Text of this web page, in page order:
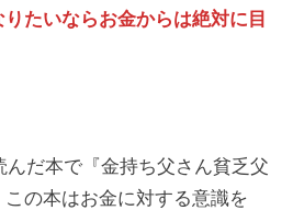
りたいならお金からは絶対に目
んだ本で『金持ち父さん貧乏父
の本はお金に対する意識を